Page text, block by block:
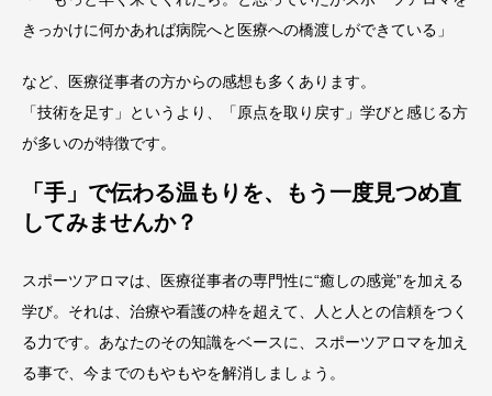
きっかけに何かあれば病院へと医療への橋渡しができている」
など、医療従事者の方からの感想も多くあります。
「技術を足す」というより、「原点を取り戻す」学びと感じる方
が多いのが特徴です。
「手」で伝わる温もりを、もう一度見つめ直
してみませんか？
スポーツアロマは、医療従事者の専門性に“癒しの感覚”を加える
学び。それは、治療や看護の枠を超えて、人と人との信頼をつく
る力です。あなたのその知識をベースに、スポーツアロマを加え
る事で、今までのもやもやを解消しましょう。